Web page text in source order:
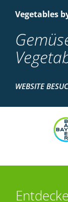
Vegetables
WEBSITE